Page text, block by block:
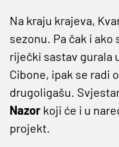
Na kraju krajeva,
sezonu. Pa čak i ako
riječki sastav gurala
Cibone, ipak se radi
drugoligašu.
Nazor koji će i u
projekt.